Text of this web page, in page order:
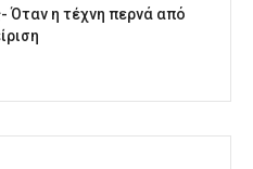
Όταν η τέχνη περνά από